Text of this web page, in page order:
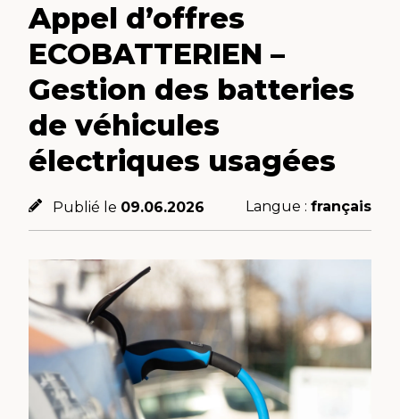
Appel d’offres
ECOBATTERIEN –
Gestion des batteries
de véhicules
électriques usagées
Publié le 09.06.2026 Langue : français